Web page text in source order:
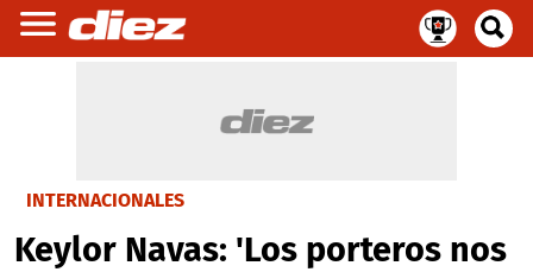
INTERNACIONALES
Keylor Navas: 'Los porteros nos